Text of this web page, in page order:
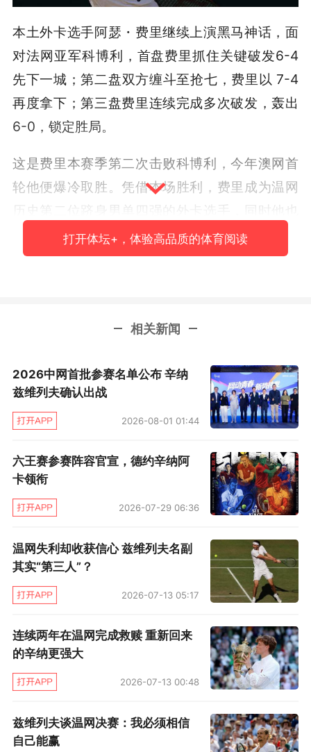
本土外卡选手阿瑟・费里继续上演黑马神话，面
对法网亚军科博利，首盘费里抓住关键破发6-4
先下一城；第二盘双方缠斗至抢七，费里以 7-4
再度拿下；第三盘费里连续完成多次破发，轰出
6-0，锁定胜局。
这是费里本赛季第二次击败科博利，今年澳网首
轮他便爆冷取胜。凭借本场胜利，费里成为温网
历史第二位跻身男单四强的外卡选手，同时他也
是公开赛年代首位闯入温网男单四强的英国本土
外卡球员，世界排名仅114位的他创下本届赛事最
在首盘4-4平后关键局完成破发6-4拿下；第二盘
中段他抓住对手发球漏洞再度破发，6-4再赢一
盘；第三盘兹维列夫连续两次破发，6-2锁定胜
这场胜利让兹维列夫职业生涯首次闯进温网男单
四强，集齐四大满贯四强履历，成为首位解锁四
从法网开启的大满贯12连胜，状态正值巅峰。
打开体坛+，体验高品质的体育阅读
相关新闻
2026中网首批参赛名单公布 辛纳
兹维列夫确认出战
2026-08-01 01:44
六王赛参赛阵容官宣，德约辛纳阿
卡领衔
2026-07-29 06:36
温网失利却收获信心 兹维列夫名副
其实“第三人”？
2026-07-13 05:17
连续两年在温网完成救赎 重新回来
的辛纳更强大
2026-07-13 00:48
兹维列夫谈温网决赛：我必须相信
自己能赢